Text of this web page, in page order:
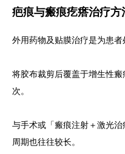
疤痕与瘢痕疙瘩治疗
外用药物及贴膜治疗是为患者
将胶布裁剪后覆盖于增生性
次。
与手术或「瘢痕注射＋激光
周期也往往较长。